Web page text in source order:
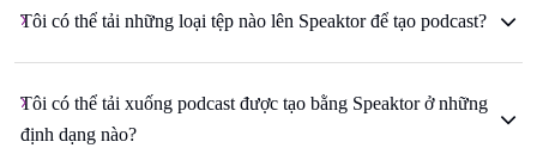
Tôi có thể tải những loại tệp nào lên Speaktor để tạo podcast?
Tôi có thể tải xuống podcast được tạo bằng Speaktor ở những
định dạng nào?